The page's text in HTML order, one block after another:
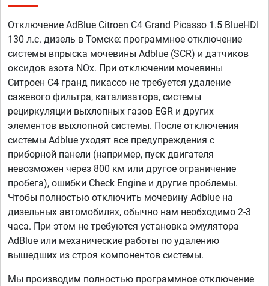
Отключение AdBlue Citroen C4 Grand Picasso 1.5 BlueHDI
130 л.с. дизель в Томске: программное отключение
системы впрыска мочевины Adblue (SCR) и датчиков
оксидов азота NOx. При отключении мочевины
Ситроен С4 гранд пикассо не требуется удаление
сажевого фильтра, катализатора, системы
рециркуляции выхлопных газов EGR и других
элементов выхлопной системы. После отключения
системы Adblue уходят все предупреждения с
приборной панели (например, пуск двигателя
невозможен через 800 км или другое ограничение
пробега), ошибки Check Engine и другие проблемы.
Чтобы полностью отключить мочевину Adblue на
дизельных автомобилях, обычно нам необходимо 2-3
часа. При этом не требуются установка эмулятора
AdBlue или механические работы по удалению
вышедших из строя компонентов системы.
Мы производим полностью программное отключение